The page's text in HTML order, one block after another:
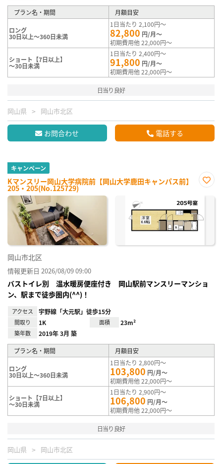
プラン名・期間 月額目安
ロング
30日以上～360日未満
1日当たり 2,100円～
82,800 円/月～
初期費用他 22,000円～
ショート【7日以上】
～30日未満
1日当たり 2,400円～
91,800 円/月～
初期費用他 22,000円～
日当り良好
岡山県 岡山市北区
お問合わせ 電話する
キャンペーン
Kマンスリー岡山大学病院前【岡山大学鹿田キャンパス前】
205・205(No.125729)
に入
録
岡山市北区
情報更新日 2026/08/09 09:00
バストイレ別 温水暖房便座付き 岡山駅前マンスリーマンショ
ン、駅まで徒歩圏内(^^)！
アクセス 宇野線「大元駅」徒歩15分
間取り 1K 面積 23m²
築年数 2019年 3月 築
プラン名・期間 月額目安
ロング
30日以上～360日未満
1日当たり 2,800円～
103,800 円/月～
初期費用他 22,000円～
ショート【7日以上】
～30日未満
1日当たり 2,900円～
106,800 円/月～
初期費用他 22,000円～
日当り良好
岡山県 岡山市北区